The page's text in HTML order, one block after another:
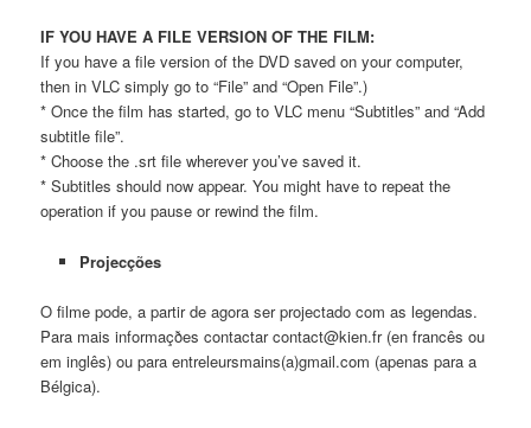
IF YOU HAVE A FILE VERSION OF THE FILM:
If you have a file version of the DVD saved on your computer,
then in VLC simply go to “File” and “Open File”.)
* Once the film has started, go to VLC menu “Subtitles” and “Add
subtitle file”.
* Choose the .srt file wherever you’ve saved it.
* Subtitles should now appear. You might have to repeat the
operation if you pause or rewind the film.
Projecções
O filme pode, a partir de agora ser projectado com as legendas.
Para mais informaçðes contactar contact@kien.fr (en francês ou
em inglês) ou para entreleursmains(a)gmail.com (apenas para a
Bélgica).